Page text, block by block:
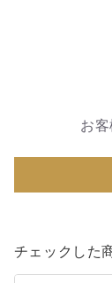
お
チェックした